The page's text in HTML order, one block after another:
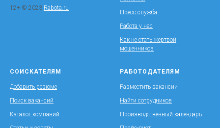
12+ © 2023 Rabota.ru
Пресс-служба
Работа у нас
Как не стать жертвой
мошенников
СОИСКАТЕЛЯМ
Добавить резюме
Поиск вакансий
Каталог компаний
РАБОТОДАТЕЛЯМ
Разместить вакансии
Найти сотрудников
Производственный календарь